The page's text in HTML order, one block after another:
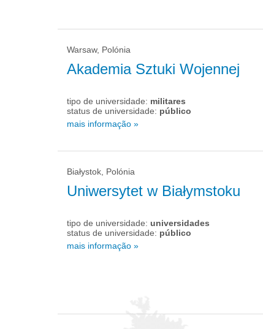
Warsaw, Polónia
Akademia Sztuki Wojennej
tipo de universidade: militares
status de universidade: público
mais informação »
Białystok, Polónia
Uniwersytet w Białymstoku
tipo de universidade: universidades
status de universidade: público
mais informação »